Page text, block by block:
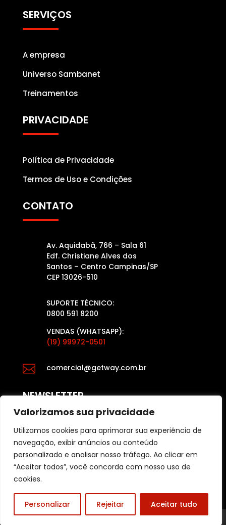
Valorizamos sua privacidade
Utilizamos cookies para aprimorar sua experiência de
navegação, exibir anúncios ou conteúdo
personalizado e analisar nosso tráfego. Ao clicar em
“Aceitar todos”, você concorda com nosso uso de
cookies.
Personalizar Rejeitar Aceitar tudo
SERVIÇOS
A empresa
Universo Sambanet
Treinamentos
PRIVACIDADE
Política de Privacidade
Termos de Uso e Condições
CONTATO
Av. Aquidabã, 766 – Sala 61
Edf. Christiane Alves dos
Santos – Centro Campinas/SP
CEP 13026-510
SUPORTE TÉCNICO:
0800 591 8200
VENDAS (WHATSAPP):
(19) 99972-0501
 comercial@getway.com.br
NEWSLETTER
Fique por dentro das últimas atualizações das
últimas notícias e dicas para o varejo, acesse:
Blog Getway
© 2025 – Desenvolvido porLema